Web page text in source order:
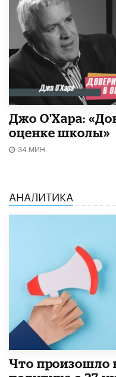
Джо О'Хара:
оценке школы»
34 МИН.
АНАЛИТИКА
​Что произошло